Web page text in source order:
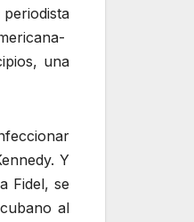
una
Y
Fidel, se
al